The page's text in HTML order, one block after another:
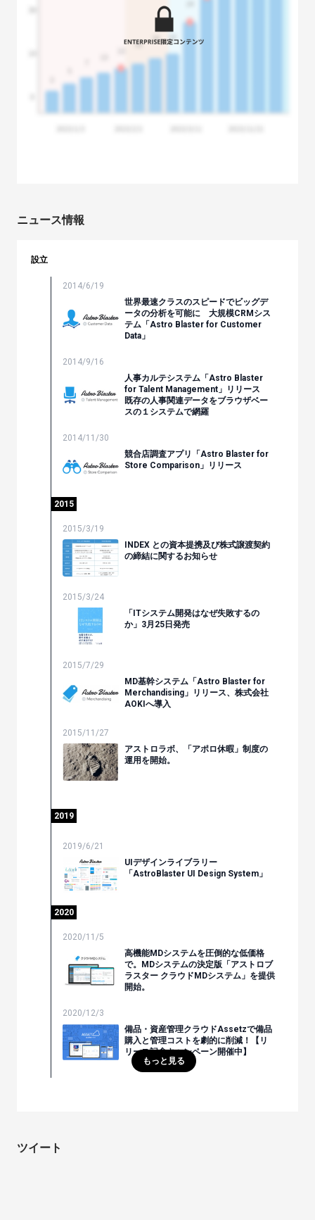
ニュース情報
設立
2014/6/19
世界最速クラスのスピードでビッグデ
ータの分析を可能に 大規模CRMシス
テム「Astro Blaster for Customer
Data」
2014/9/16
人事カルテシステム「Astro Blaster
for Talent Management」リリース
既存の人事関連データをブラウザベー
スの１システムで網羅
2014/11/30
競合店調査アプリ「Astro Blaster for
Store Comparison」リリース
2015
2015/3/19
INDEX との資本提携及び株式譲渡契約
の締結に関するお知らせ
2015/3/24
「ITシステム開発はなぜ失敗するの
か」3月25日発売
2015/7/29
MD基幹システム「Astro Blaster for
Merchandising」リリース、株式会社
AOKIへ導入
2015/11/27
アストロラボ、「アポロ休暇」制度の
運用を開始。
2019
2019/6/21
UIデザインライブラリー
「AstroBlaster UI Design System」
2020
2020/11/5
高機能MDシステムを圧倒的な低価格
で。MDシステムの決定版「アストロブ
ラスター クラウドMDシステム」を提供
開始。
2020/12/3
備品・資産管理クラウドAssetzで備品
購入と管理コストを劇的に削減！【リ
リース記念キャンペーン開催中】
もっと見る
ツイート